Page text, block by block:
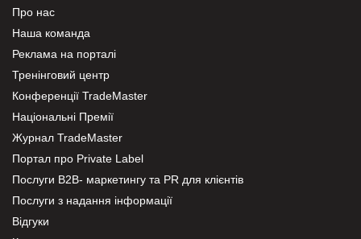
Про нас
Наша команда
Реклама на порталі
Тренінговий центр
Конференції TradeMaster
Національні Премії
Журнал TradeMaster
Портал про Private Label
Послуги В2В- маркетингу та PR для клієнтів
Послуги з надання інформації
Відгуки